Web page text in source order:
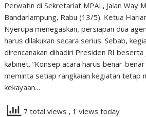
Perwatin di Sekretariat MPAL, Jalan Way
Bandarlampung, Rabu (13/5). Ketua
Nyerupa menegaskan, persiapan dua
harus dilakukan secara serius. Sebab,
direncanakan dihadiri Presiden RI
kabinet. “Konsep acara harus benar-
meminta setiap rangkaian kegiatan tetap
kekayaan…
7 total views , 1 views today